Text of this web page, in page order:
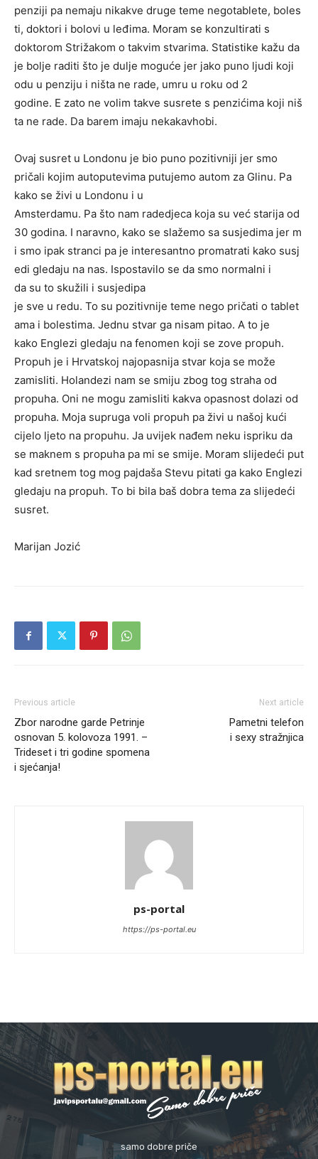
penziji pa nemaju nikakve druge teme negotablete, boles
ti, doktori i bolovi u leđima. Moram se konzultirati s
doktorom Strižakom o takvim stvarima. Statistike kažu da
je bolje raditi što je dulje moguće jer jako puno ljudi koji
odu u penziju i ništa ne rade, umru u roku od 2
godine. E zato ne volim takve susrete s penzićima koji niš
ta ne rade. Da barem imaju nekakavhobi.
Ovaj susret u Londonu je bio puno pozitivniji jer smo
pričali kojim autoputevima putujemo autom za Glinu. Pa
kako se živi u Londonu i u
Amsterdamu. Pa što nam radedjeca koja su već starija od
30 godina. I naravno, kako se slažemo sa susjedima jer m
i smo ipak stranci pa je interesantno promatrati kako susj
edi gledaju na nas. Ispostavilo se da smo normalni i
da su to skužili i susjedipa
je sve u redu. To su pozitivnije teme nego pričati o tablet
ama i bolestima. Jednu stvar ga nisam pitao. A to je
kako Englezi gledaju na fenomen koji se zove propuh.
Propuh je i Hrvatskoj najopasnija stvar koja se može
zamisliti. Holandezi nam se smiju zbog tog straha od
propuha. Oni ne mogu zamisliti kakva opasnost dolazi od
propuha. Moja supruga voli propuh pa živi u našoj kući
cijelo ljeto na propuhu. Ja uvijek nađem neku ispriku da
se maknem s propuha pa mi se smije. Moram slijedeći put
kad sretnem tog mog pajdaša Stevu pitati ga kako Englezi
gledaju na propuh. To bi bila baš dobra tema za slijedeći
susret.
Marijan Jozić
Previous article
Zbor narodne garde Petrinje
osnovan 5. kolovoza 1991. –
Trideset i tri godine spomena
i sjećanja!
Next article
Pametni telefon
i sexy stražnjica
ps-portal
https://ps-portal.eu
samo dobre priče